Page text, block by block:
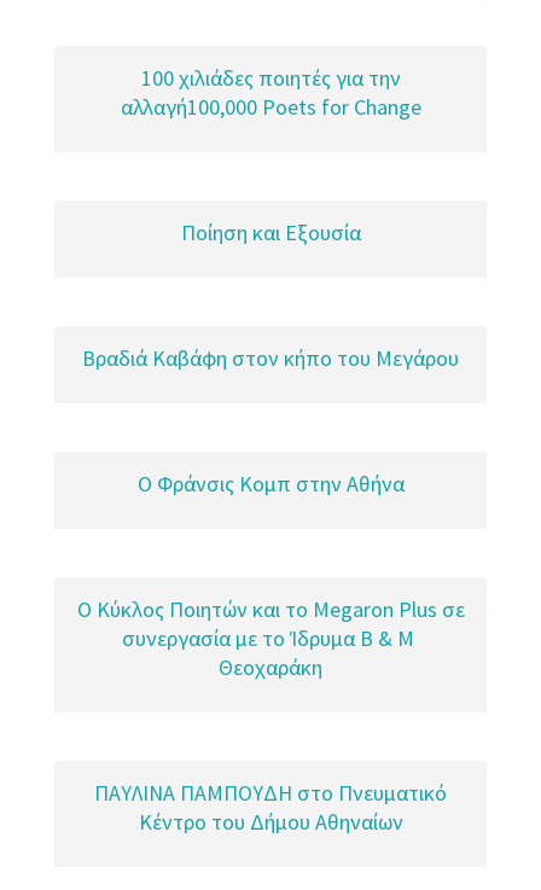
100 χιλιάδες ποιητές για την
αλλαγή100,000 Poets for Change
Ποίηση και Εξουσία
Βραδιά Kαβάφη στον κήπο του Μεγάρου
Ο Φράνσις Κομπ στην Αθήνα
Ο Κύκλος Ποιητών και το Μegaron Plus σε
συνεργασία με το Ίδρυμα Β & Μ
Θεοχαράκη
ΠΑΥΛΙΝΑ ΠΑΜΠΟΥΔΗ στο Πνευματικό
Κέντρο του Δήμου Αθηναίων